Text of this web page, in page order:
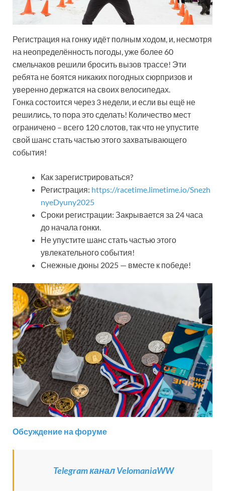
Регистрация на гонку идёт полным ходом, и, несмотря
на неопределённость погоды, уже более 60
смельчаков решили бросить вызов трассе! Эти
ребята не боятся никаких погодных сюрпризов и
уверенно держатся на своих велосипедах.
Гонка состоится через 3 недели, и если вы ещё не
решились, то пора это сделать! Количество мест
ограничено – всего 120 слотов, так что не упустите
свой шанс стать частью этого захватывающего
события!
Как зарегистрироваться?
Регистрация: https://racetime.limetime.io/Snezh
nyeDyuny2025
Сроки регистрации: Закрывается за 24 часа
до начала гонки.
Не упустите шанс стать частью этого
увлекательного события!
Снежные дюны 2025 — вместе к победе!
Обсуждение на форуме
Telegram канал VelomaniaWW